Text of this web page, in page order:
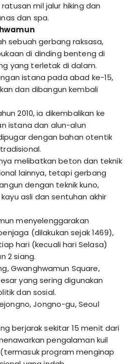
mil jalur hiking dan
dan spa.
sebuah gerbang raksasa,
di dinding benteng di
yang terletak di dalam.
istana pada abad ke-15,
dan dibangun kembali
2010, ia dikembalikan ke
istana dan alun-alun
dengan bahan otentik
melibatkan beton dan teknik
lainnya, tetapi gerbang
dengan teknik kuno,
asli dan sentuhan akhir
menyelenggarakan
(dilakukan sejak 1469),
hari (kecuali hari Selasa)
2 siang.
Gwanghwamun Square,
yang sering digunakan
dan sosial.
Jongno-gu, Seoul
berjarak sekitar 15 menit dari
pengalaman kuil
program menginap